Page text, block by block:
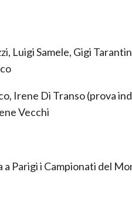
Luigi Samele, Gigi
Irene Di Transo (prova
Vecchi
a Parigi i Campionati del